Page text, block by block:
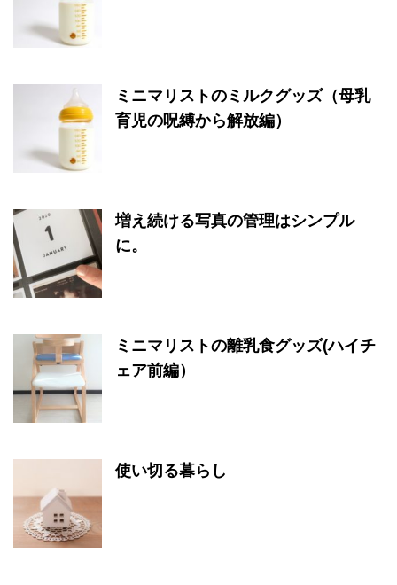
ミニマリストのミルクグッズ（母乳
育児の呪縛から解放編）
増え続ける写真の管理はシンプル
に。
ミニマリストの離乳食グッズ(ハイチ
ェア前編）
使い切る暮らし